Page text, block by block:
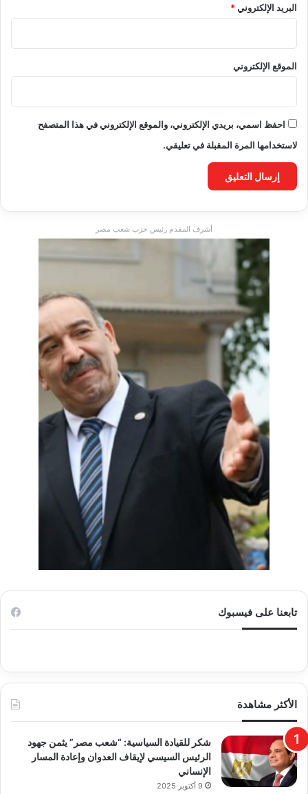
البريد الإلكتروني*
الموقع الإلكتروني
احفظ اسمي، بريدي الإلكتروني، والموقع الإلكتروني في هذا المتصفح
لاستخدامها المرة المقبلة في تعليقي.
أشرف المقدم رئيس حزب شعب مصر
تابعنا على فيسبوك
الأكثر مشاهدة
​شكر للقيادة السياسية: “شعب مصر” يثمن جهود
الرئيس السيسي لإيقاف العدوان وإعادة المسار
الإنساني
9 أكتوبر 2025